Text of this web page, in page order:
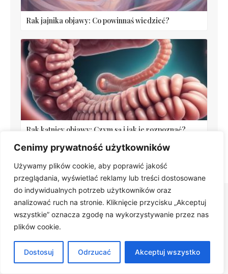
Cenimy prywatność użytkowników
Używamy plików cookie, aby poprawić jakość
przeglądania, wyświetlać reklamy lub treści dostosowane
do indywidualnych potrzeb użytkowników oraz
analizować ruch na stronie. Kliknięcie przycisku „Akceptuj
wszystkie” oznacza zgodę na wykorzystywanie przez nas
plików cookie.
Dostosuj Odrzucać Akceptuj wszystko
Rak jajnika objawy: Co powinnaś wiedzieć?
Rak kątnicy objawy: Czym są i jak je rozpoznać?
Odkryj więcej inspiracji i praktycznych porad.